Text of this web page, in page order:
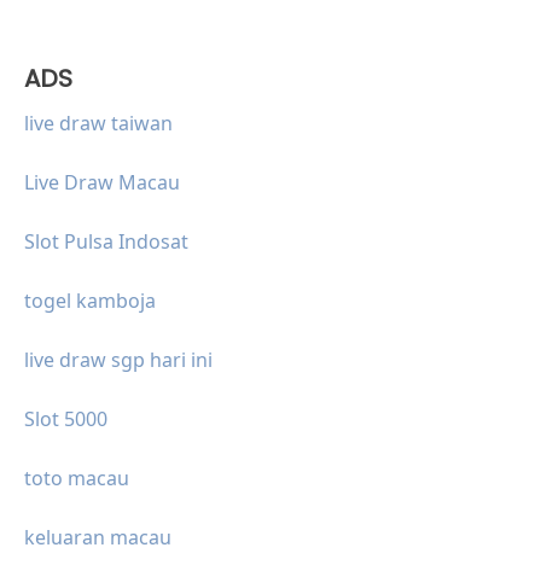
ADS
live draw taiwan
Live Draw Macau
Slot Pulsa Indosat
togel kamboja
live draw sgp hari ini
Slot 5000
toto macau
keluaran macau